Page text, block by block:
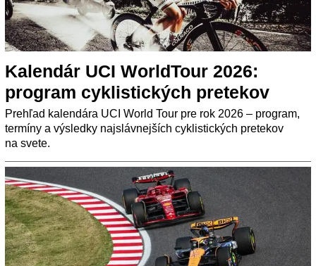
Kalendár UCI WorldTour 2026:
program cyklistických pretekov
Prehľad kalendára UCI World Tour pre rok 2026 – program,
termíny a výsledky najslávnejších cyklistických pretekov
na svete.